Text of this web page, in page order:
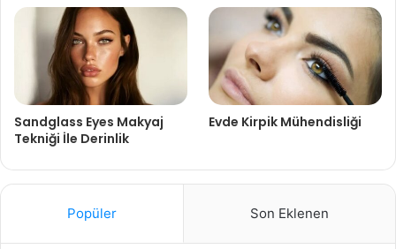
Sandglass Eyes Makyaj
Tekniği İle Derinlik
Evde Kirpik Mühendisliği
Popüler Son Eklenen